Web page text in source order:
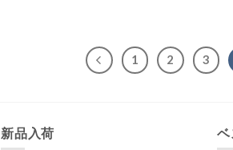
は
¥21,980
で
し
た。
1 2 3
新品入荷 ベ